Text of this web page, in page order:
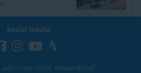
Social media
aan voor onze nieuwsbrief